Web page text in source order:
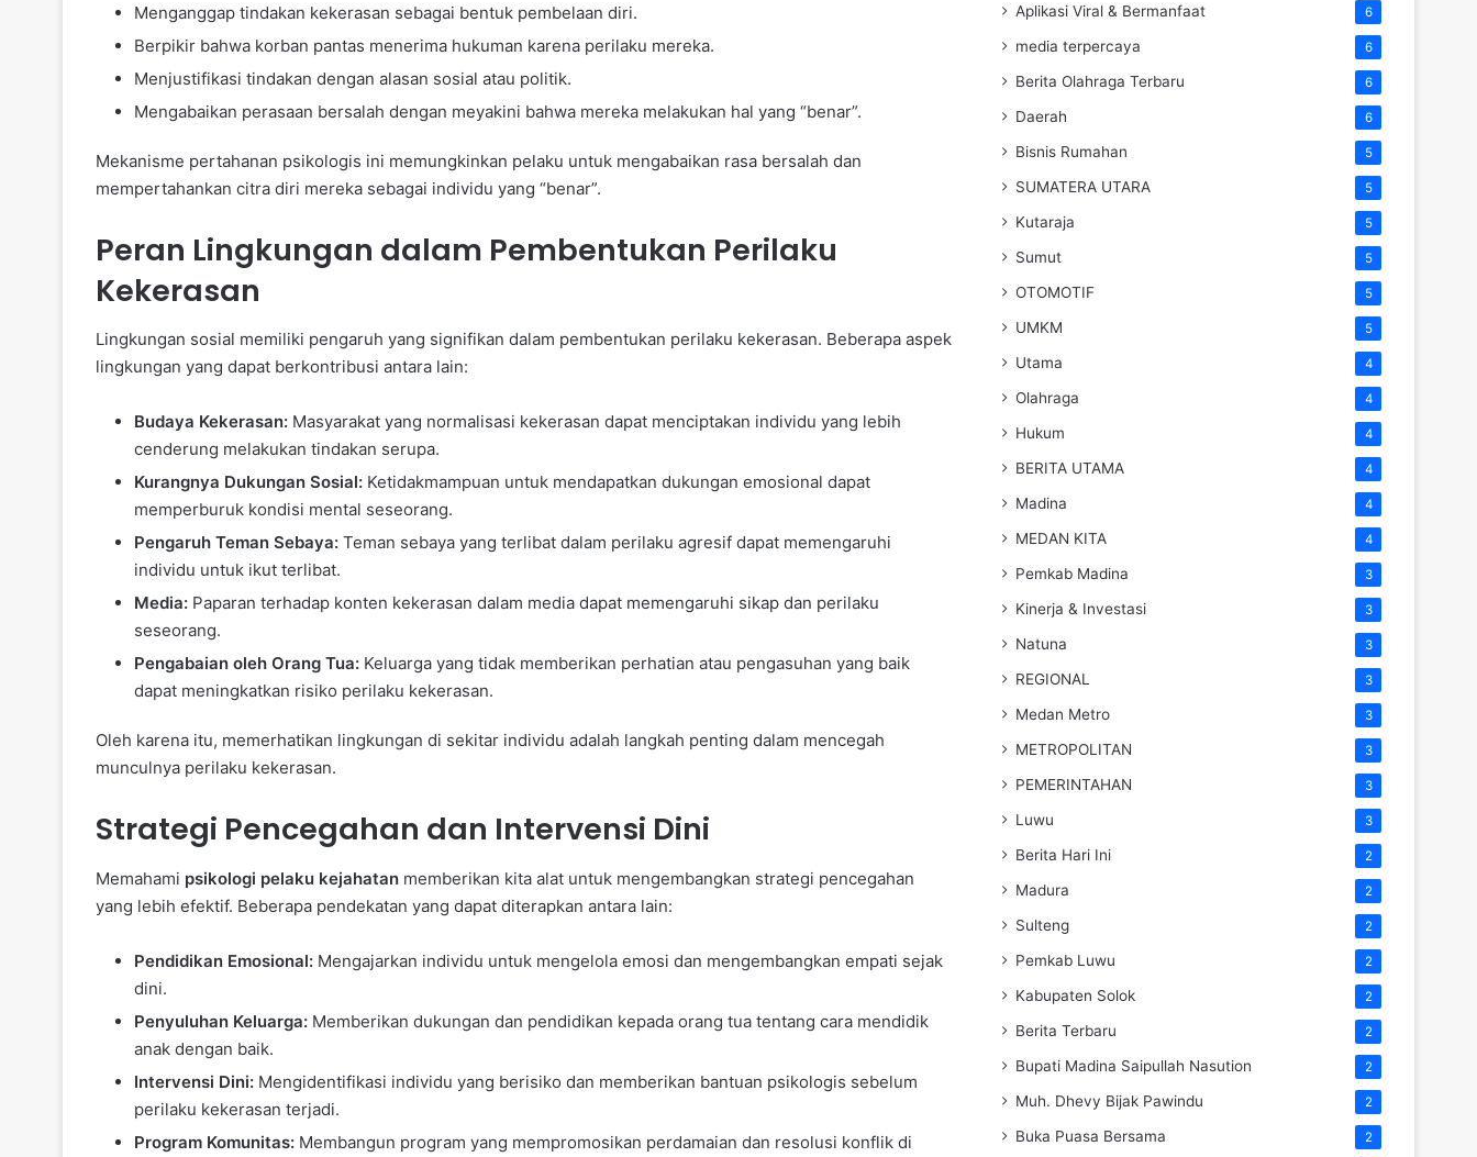
Menganggap tindakan kekerasan sebagai bentuk pembelaan diri.
Berpikir bahwa korban pantas menerima hukuman karena perilaku mereka.
Menjustifikasi tindakan dengan alasan sosial atau politik.
Mengabaikan perasaan bersalah dengan meyakini bahwa mereka melakukan hal yang “benar”.
Mekanisme pertahanan psikologis ini memungkinkan pelaku untuk mengabaikan rasa bersalah dan
mempertahankan citra diri mereka sebagai individu yang “benar”.
Peran Lingkungan dalam Pembentukan Perilaku
Kekerasan
Lingkungan sosial memiliki pengaruh yang signifikan dalam pembentukan perilaku kekerasan. Beberapa aspek
lingkungan yang dapat berkontribusi antara lain:
Budaya Kekerasan: Masyarakat yang normalisasi kekerasan dapat menciptakan individu yang lebih
cenderung melakukan tindakan serupa.
Kurangnya Dukungan Sosial: Ketidakmampuan untuk mendapatkan dukungan emosional dapat
memperburuk kondisi mental seseorang.
Pengaruh Teman Sebaya: Teman sebaya yang terlibat dalam perilaku agresif dapat memengaruhi
individu untuk ikut terlibat.
Media: Paparan terhadap konten kekerasan dalam media dapat memengaruhi sikap dan perilaku
seseorang.
Pengabaian oleh Orang Tua: Keluarga yang tidak memberikan perhatian atau pengasuhan yang baik
dapat meningkatkan risiko perilaku kekerasan.
Oleh karena itu, memerhatikan lingkungan di sekitar individu adalah langkah penting dalam mencegah
munculnya perilaku kekerasan.
Strategi Pencegahan dan Intervensi Dini
Memahami psikologi pelaku kejahatan memberikan kita alat untuk mengembangkan strategi pencegahan
yang lebih efektif. Beberapa pendekatan yang dapat diterapkan antara lain:
Pendidikan Emosional: Mengajarkan individu untuk mengelola emosi dan mengembangkan empati sejak
dini.
Penyuluhan Keluarga: Memberikan dukungan dan pendidikan kepada orang tua tentang cara mendidik
anak dengan baik.
Intervensi Dini: Mengidentifikasi individu yang berisiko dan memberikan bantuan psikologis sebelum
perilaku kekerasan terjadi.
Program Komunitas: Membangun program yang mempromosikan perdamaian dan resolusi konflik di
Aplikasi Viral & Bermanfaat 6
media terpercaya 6
Berita Olahraga Terbaru 6
Daerah 6
Bisnis Rumahan 5
SUMATERA UTARA 5
Kutaraja 5
Sumut 5
OTOMOTIF 5
UMKM 5
Utama 4
Olahraga 4
Hukum 4
BERITA UTAMA 4
Madina 4
MEDAN KITA 4
Pemkab Madina 3
Kinerja & Investasi 3
Natuna 3
REGIONAL 3
Medan Metro 3
METROPOLITAN 3
PEMERINTAHAN 3
Luwu 3
Berita Hari Ini 2
Madura 2
Sulteng 2
Pemkab Luwu 2
Kabupaten Solok 2
Berita Terbaru 2
Bupati Madina Saipullah Nasution 2
Muh. Dhevy Bijak Pawindu 2
Buka Puasa Bersama 2